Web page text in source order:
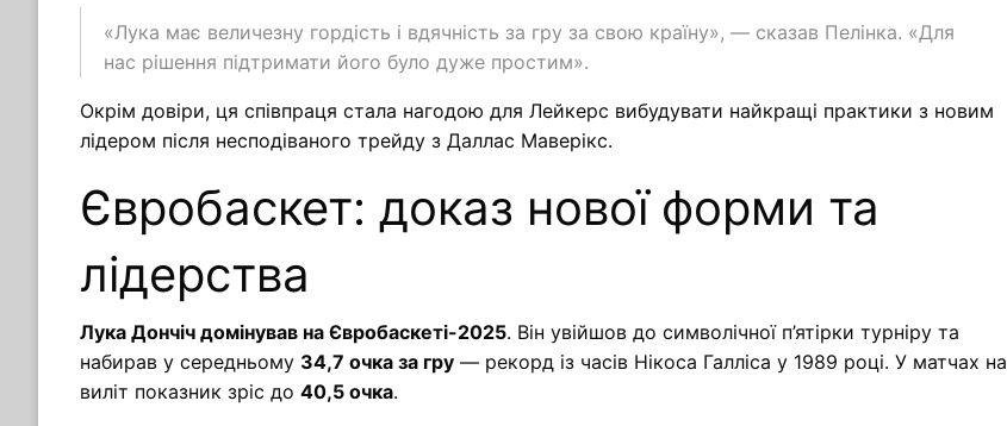
«Лука має величезну гордість і вдячність за гру за свою країну», — сказав Пелінка. «Для
нас рішення підтримати його було дуже простим».
Окрім довіри, ця співпраця стала нагодою для Лейкерс вибудувати найкращі практики з новим
лідером після несподіваного трейду з Даллас Маверікс.
Євробаскет: доказ нової форми та
лідерства
Лука Дончіч домінував на Євробаскеті-2025. Він увійшов до символічної п’ятірки турніру та
набирав у середньому 34,7 очка за гру — рекорд із часів Нікоса Галліса у 1989 році. У матчах на
виліт показник зріс до 40,5 очка.